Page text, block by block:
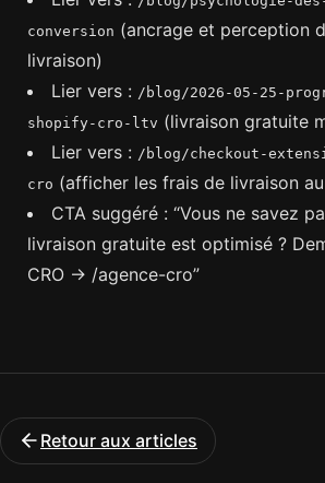
conversion (ancrage et perception
livraison)
Lier vers : /blog/2026-05-25-
shopify-cro-ltv (livraison gratuite
Lier vers : /blog/checkout-
cro (afficher les frais de livraison
CTA suggéré : “Vous ne savez
livraison gratuite est optimisé ?
CRO → /agence-cro”
Retour aux articles